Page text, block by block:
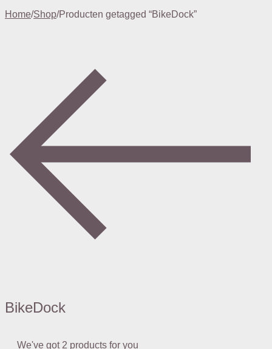
Home/Shop/Producten getagged “BikeDock”
BikeDock
We've got2 products for you